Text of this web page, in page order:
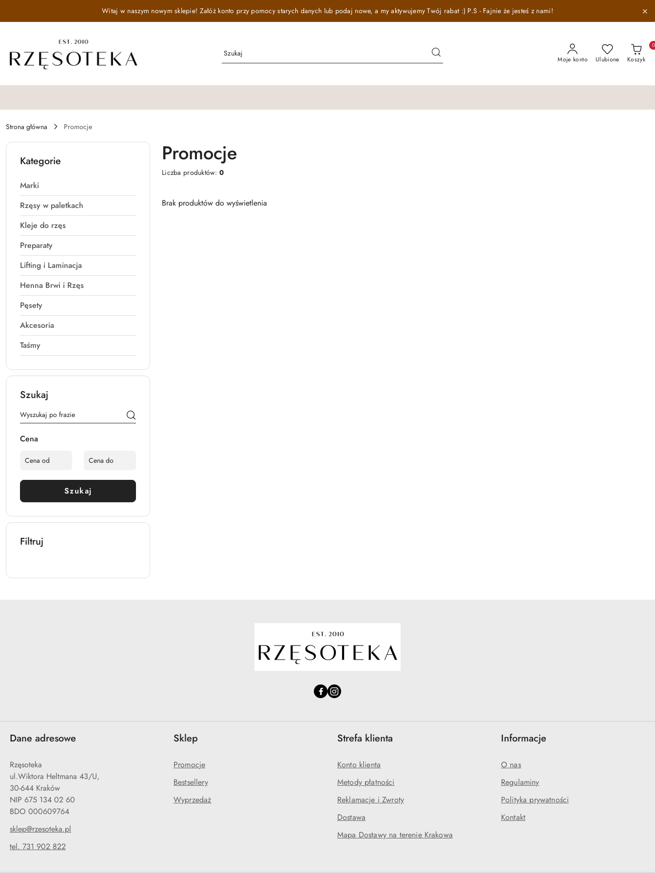
Przejdź do treści głównej
Przejdź do wyszukiwarki
Przejdź do moje konto
Przejdź do menu głównegoWitaj w naszym nowym sklepie! Załóż konto przy pomocy starych danych lub podaj nowe, a my aktywujemy Twój rabat :) P.S - Fajnie że jesteś z nami!
Moje konto Ulubione Koszyk
0
Strona główna Promocje
Kategorie
Marki
Rzęsy w paletkach
Kleje do rzęs
Preparaty
Lifting i Laminacja
Henna Brwi i Rzęs
Pęsety
Akcesoria
Taśmy
Szukaj
Cena
Szukaj
Filtruj
Promocje
Liczba produktów:0
Brak produktów do wyświetlenia
Dane adresowe
Rzęsoteka
ul.Wiktora Heltmana 43/U,
30-644 Kraków
NIP 675 134 02 60
BDO 000609764
sklep@rzesoteka.pl
tel. 731 902 822
Sklep
Promocje
Bestsellery
Wyprzedaż
Strefa klienta
Konto klienta
Metody płatności
Reklamacje i Zwroty
Dostawa
Mapa Dostawy na terenie Krakowa
Informacje
O nas
Regulaminy
Polityka prywatności
Kontakt